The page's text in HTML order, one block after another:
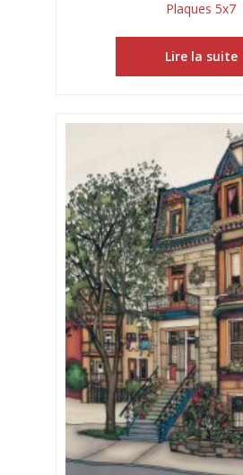
Plaques 5x7
Lire la suite